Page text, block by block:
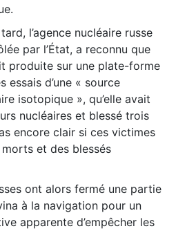
l’agence nucléaire russe
par l’État, a reconnu que
produite sur une plate-forme
essais d’une « source
isotopique », qu’elle avait
nucléaires et blessé trois
encore clair si ces victimes
morts et des blessés
ont alors fermé une partie
à la navigation pour un
apparente d’empêcher les